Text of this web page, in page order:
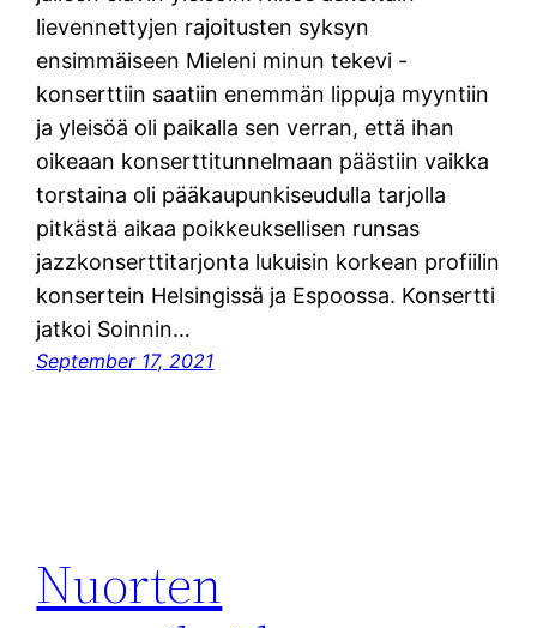
lievennettyjen rajoitusten syksyn
ensimmäiseen Mieleni minun tekevi -
konserttiin saatiin enemmän lippuja myyntiin
ja yleisöä oli paikalla sen verran, että ihan
oikeaan konserttitunnelmaan päästiin vaikka
torstaina oli pääkaupunkiseudulla tarjolla
pitkästä aikaa poikkeuksellisen runsas
jazzkonserttitarjonta lukuisin korkean profiilin
konsertein Helsingissä ja Espoossa. Konsertti
jatkoi Soinnin…
September 17, 2021
Nuorten